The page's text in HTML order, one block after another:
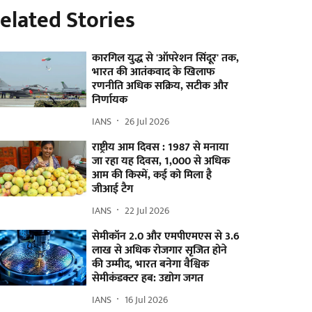
Stories
कारगिल युद्ध से 'ऑपरेशन सिंदूर' तक,
भारत की आतंकवाद के खिलाफ
रणनीति अधिक सक्रिय, सटीक और
निर्णायक
IANS 26 Jul 2026
राष्ट्रीय आम दिवस : 1987 से मनाया
जा रहा यह दिवस, 1,000 से अधिक
आम की किस्में, कई को मिला है
जीआई टैग
IANS 22 Jul 2026
सेमीकॉन 2.0 और एमपीएमएस से 3.6
लाख से अधिक रोजगार सृजित होने
की उम्मीद, भारत बनेगा वैश्विक
सेमीकंडक्टर हब: उद्योग जगत
IANS 16 Jul 2026